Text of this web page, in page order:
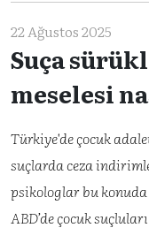
22 Ağustos 2025
Suça
meselesi
Türkiye'de çocuk
suçlarda ceza
psikologlar bu
ABD’de çocuk